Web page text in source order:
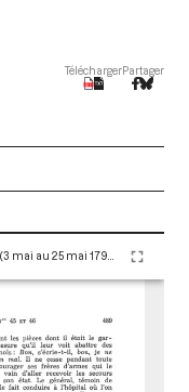
TéléchargerPartager